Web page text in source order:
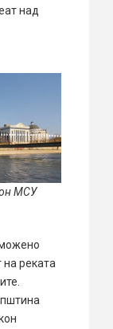
над
МСУ
на реката